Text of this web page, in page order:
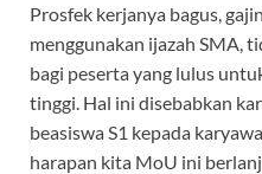
Prosfek kerjanya bagus,
menggunakan ijazah SMA,
bagi peserta yang lulus
tinggi. Hal ini disebabkan
beasiswa S1 kepada
harapan kita MoU ini